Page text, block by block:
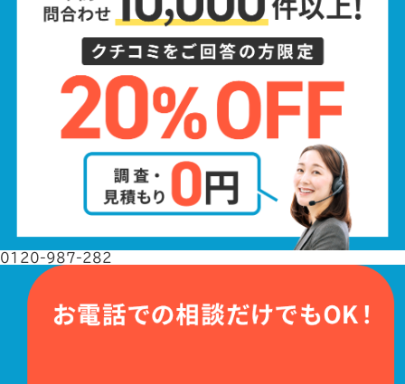
0120-987-282